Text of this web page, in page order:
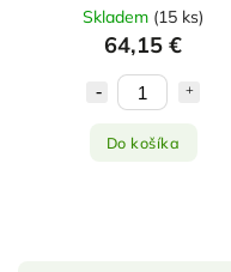
Skladem (15 ks)
64,15 €
Do košíka